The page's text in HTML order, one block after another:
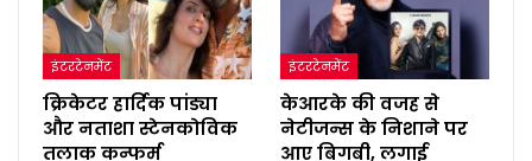
इंटरटेनमेंट
क्रिकेटर हार्दिक पांड्या
और नताशा स्टेनकोविक
तलाक कन्फर्म
इंटरटेनमेंट
केआरके की वजह से
नेटीजन्स के निशाने पर
आए बिगबी, लगाई